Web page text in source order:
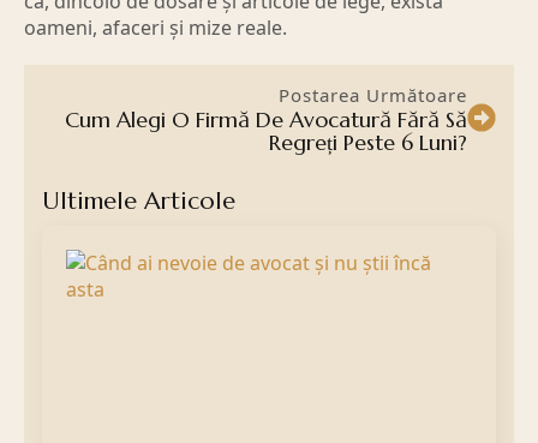
oameni, afaceri și mize reale.
Postarea Următoare
Cum Alegi O Firmă De Avocatură Fără Să
Regreți Peste 6 Luni?
Ultimele Articole